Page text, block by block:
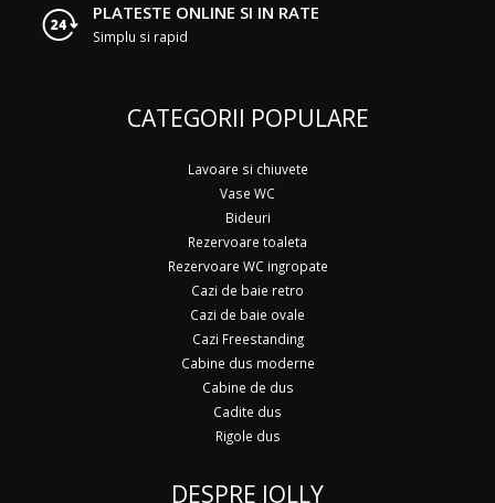
PLATESTE ONLINE SI IN RATE
Simplu si rapid
CATEGORII POPULARE
Lavoare si chiuvete
Vase WC
Bideuri
Rezervoare toaleta
Rezervoare WC ingropate
Cazi de baie retro
Cazi de baie ovale
Cazi Freestanding
Cabine dus moderne
Cabine de dus
Cadite dus
Rigole dus
DESPRE JOLLY